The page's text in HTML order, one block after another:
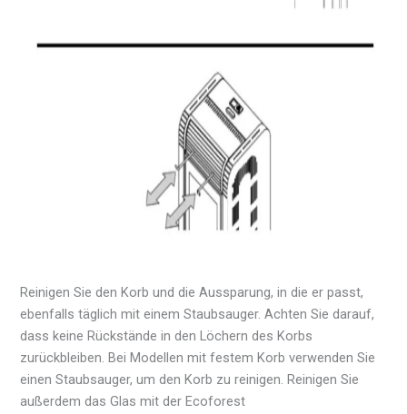
Reinigen Sie den Korb und die Aussparung, in die er passt,
ebenfalls täglich mit einem Staubsauger. Achten Sie darauf,
dass keine Rückstände in den Löchern des Korbs
zurückbleiben. Bei Modellen mit festem Korb verwenden Sie
einen Staubsauger, um den Korb zu reinigen. Reinigen Sie
außerdem das Glas mit der Ecoforest